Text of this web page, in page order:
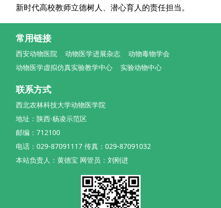
新时代高校教师立德树人、潜心育人的责任担当。
常用链接
西安动物医院 动物医学进展杂志
动物毒物学会
动物医学虚拟仿真实验教学中心
实验动物中心
联系方式
西北农林科技大学动物医学院
地址：陕西·杨凌示范区
邮编：712100
电话：029-87091117 传真：029-87091032
本站负责人：黄德宝 网管员：刘刚进